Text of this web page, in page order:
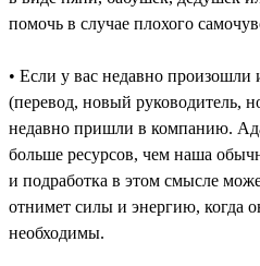
помочь в случае плохого
• Если у вас недавно произошли
(перевод, новый руководитель,
недавно пришли в компанию.
больше ресурсов, чем наша
и подработка в этом смысле
отнимет силы и энергию, когда
необходимы.